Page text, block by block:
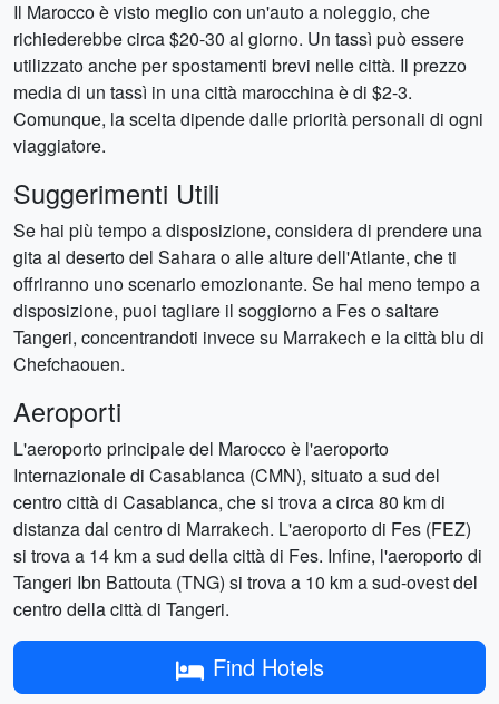
Il Marocco è visto meglio con un'auto a noleggio, che
richiederebbe circa $20-30 al giorno. Un tassì può essere
utilizzato anche per spostamenti brevi nelle città. Il prezzo
media di un tassì in una città marocchina è di $2-3.
Comunque, la scelta dipende dalle priorità personali di ogni
viaggiatore.
Suggerimenti Utili
Se hai più tempo a disposizione, considera di prendere una
gita al deserto del Sahara o alle alture dell'Atlante, che ti
offriranno uno scenario emozionante. Se hai meno tempo a
disposizione, puoi tagliare il soggiorno a Fes o saltare
Tangeri, concentrandoti invece su Marrakech e la città blu di
Chefchaouen.
Aeroporti
L'aeroporto principale del Marocco è l'aeroporto
Internazionale di Casablanca (CMN), situato a sud del
centro città di Casablanca, che si trova a circa 80 km di
distanza dal centro di Marrakech. L'aeroporto di Fes (FEZ)
si trova a 14 km a sud della città di Fes. Infine, l'aeroporto di
Tangeri Ibn Battouta (TNG) si trova a 10 km a sud-ovest del
centro della città di Tangeri.
Find Hotels